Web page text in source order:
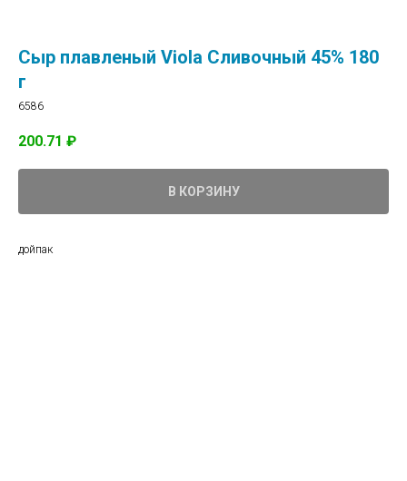
Сыр плавленый Viola Сливочный 45% 180
г
6586
200.71 ₽
В КОРЗИНУ
дойпак